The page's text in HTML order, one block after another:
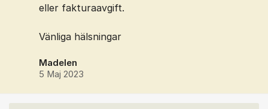
eller fakturaavgift.
Vänliga hälsningar
Madelen
5 Maj 2023